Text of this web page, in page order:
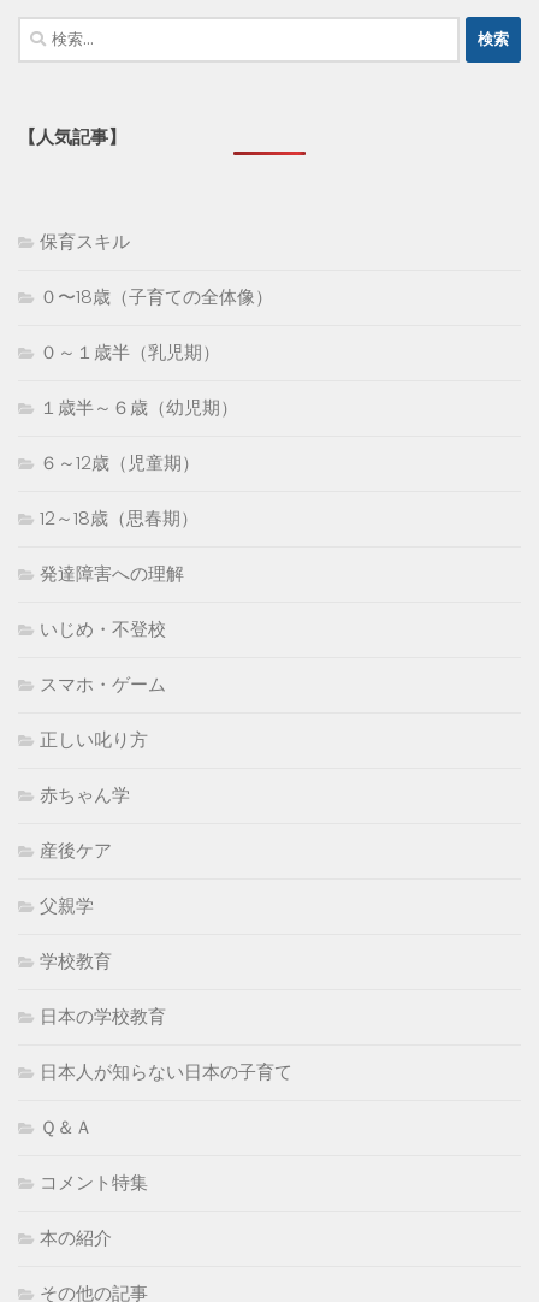
検
索:
【人気記事】
保育スキル
０〜18歳（子育ての全体像）
０～１歳半（乳児期）
１歳半～６歳（幼児期）
６～12歳（児童期）
12～18歳（思春期）
発達障害への理解
いじめ・不登校
スマホ・ゲーム
正しい叱り方
赤ちゃん学
産後ケア
父親学
学校教育
日本の学校教育
日本人が知らない日本の子育て
Ｑ＆Ａ
コメント特集
本の紹介
その他の記事